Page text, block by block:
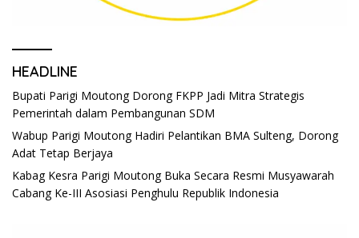
HEADLINE
Bupati Parigi Moutong Dorong FKPP Jadi Mitra Strategis
Pemerintah dalam Pembangunan SDM
Wabup Parigi Moutong Hadiri Pelantikan BMA Sulteng, Dorong
Adat Tetap Berjaya
Kabag Kesra Parigi Moutong Buka Secara Resmi Musyawarah
Cabang Ke-III Asosiasi Penghulu Republik Indonesia